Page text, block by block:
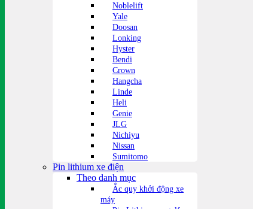
Noblelift
Yale
Doosan
Lonking
Hyster
Bendi
Crown
Hangcha
Linde
Heli
Genie
JLG
Nichiyu
Nissan
Sumitomo
Pin lithium xe điện
Theo danh mục
Ắc quy khởi động xe
máy